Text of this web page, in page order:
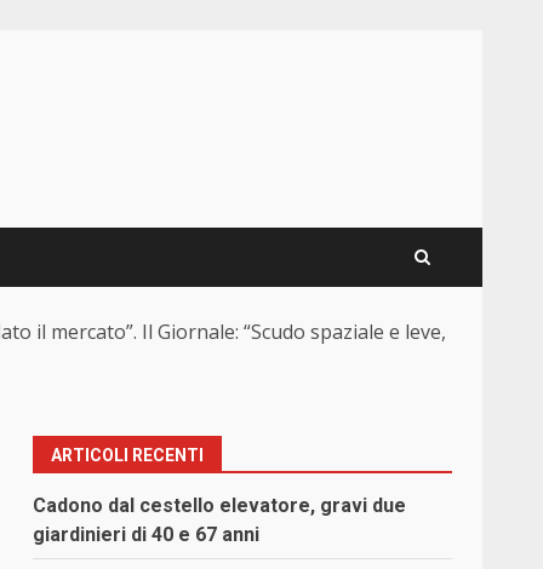
il mercato”. Il Giornale: “Scudo spaziale e leve,
ARTICOLI RECENTI
Cadono dal cestello elevatore, gravi due
giardinieri di 40 e 67 anni